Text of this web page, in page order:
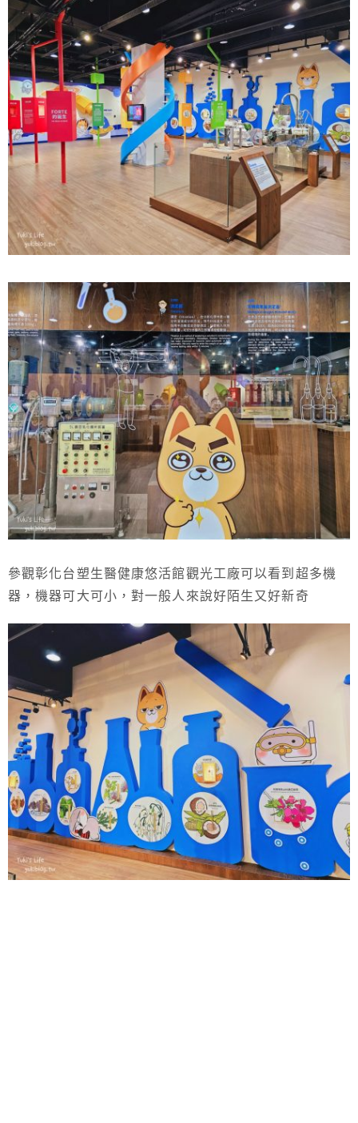
參觀彰化台塑生醫健康悠活館觀光工廠可以看到超多機
器，機器可大可小，對一般人來說好陌生又好新奇